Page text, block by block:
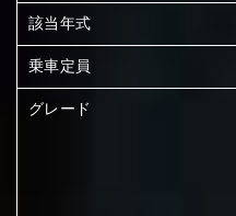
赤く塗られ
該当年式
乗車定員
グレード